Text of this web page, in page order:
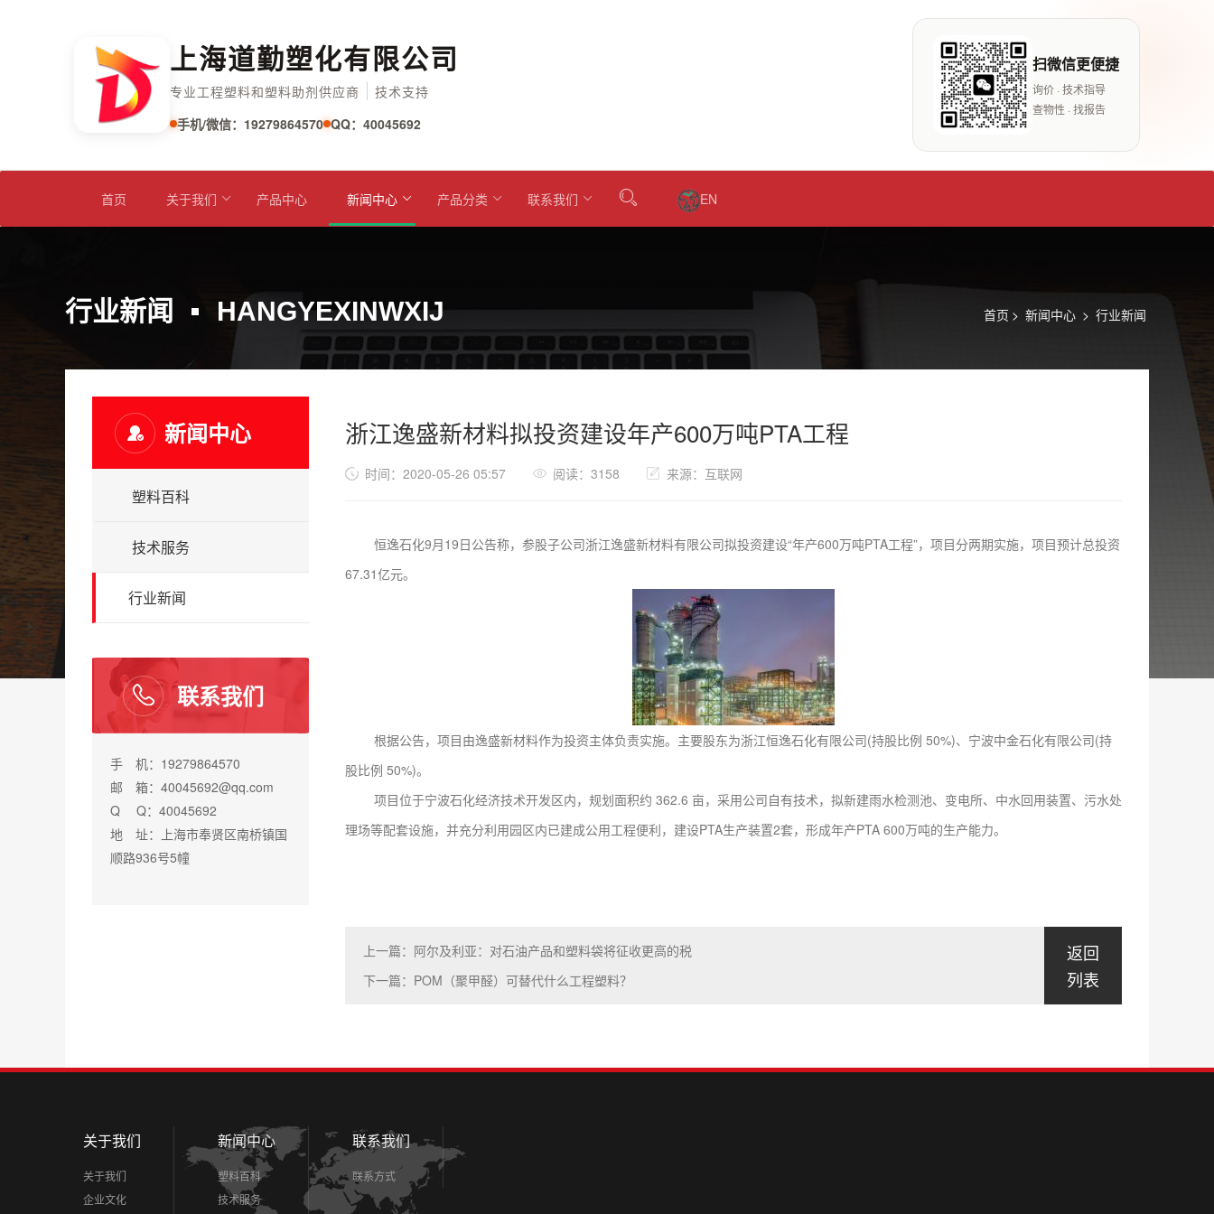
上海道勤塑化有限公司
专业工程塑料和塑料助剂供应商
技术支持
手机/微信：19279864570 QQ：40045692
扫微信更便捷
询价 · 技术指导
查物性 · 找报告
首页 关于我们 产品中心 新闻中心 产品分类 联系我们 EN
行业新闻 HANGYEXINWXIJ 首页 > 新闻中心 > 行业新闻
新闻中心
塑料百科
技术服务
行业新闻
联系我们
手 机：19279864570
邮 箱：40045692@qq.com
Q Q：40045692
地 址：上海市奉贤区南桥镇国
顺路936号5幢
浙江逸盛新材料拟投资建设年产600万吨PTA工程
时间：2020-05-26 05:57 阅读：3158 来源：互联网
恒逸石化9月19日公告称，参股子公司浙江逸盛新材料有限公司拟投资建设“年产600万吨PTA工程”，项目分两期实施，项目预计总投资
67.31亿元。
根据公告，项目由逸盛新材料作为投资主体负责实施。主要股东为浙江恒逸石化有限公司(持股比例 50%)、宁波中金石化有限公司(持
股比例 50%)。
项目位于宁波石化经济技术开发区内，规划面积约 362.6 亩，采用公司自有技术，拟新建雨水检测池、变电所、中水回用装置、污水处
理场等配套设施，并充分利用园区内已建成公用工程便利，建设PTA生产装置2套，形成年产PTA 600万吨的生产能力。
上一篇：阿尔及利亚：对石油产品和塑料袋将征收更高的税
下一篇：POM（聚甲醛）可替代什么工程塑料？
返回
列表
关于我们
关于我们
企业文化
新闻中心
塑料百科
技术服务
联系我们
联系方式